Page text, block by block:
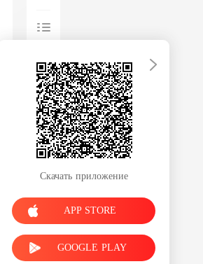
Скачать приложение
APP STORE
GOOGLE PLAY